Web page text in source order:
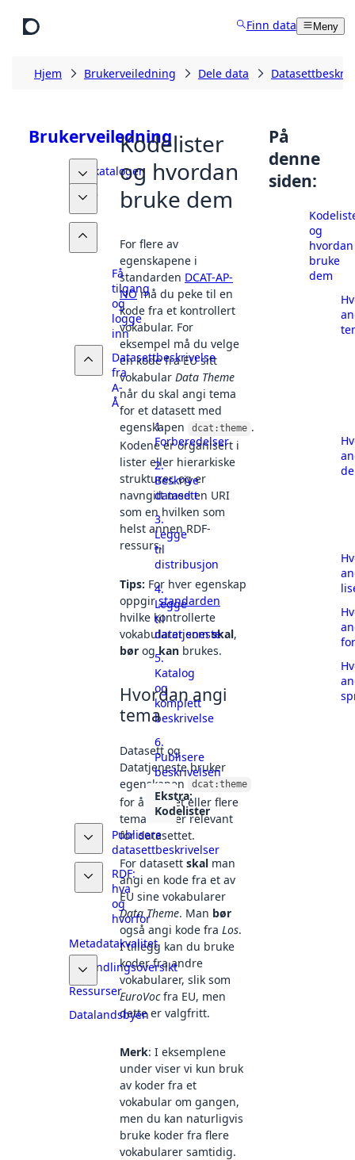
Finn data Meny
Hjem Brukerveiledning Dele data
Brukerveiledning
Datakataloger
Finne
data
Dele
data
Få
tilgang
og
logge
inn
Datasettbeskrivelse
fra
A-
Å
1.
Forberedelser
2.
Beskrive
datasett
3.
Legge
til
distribusjon
4.
Legge
til
datatjeneste
5.
Katalog
og
komplett
beskrivelse
6.
Publisere
beskrivelsen
Ekstra:
Kodelister
Publisere
datasettbeskrivelser
RDF:
hva
og
hvorfor
Metadatakvalitet
Behandlingsoversikt
Ressurser
Datalandsbyen
Kodelister
og hvordan
bruke dem
For flere av
egenskapene i
standarden DCAT-AP-
NOmå du peke til en
kode fra et kontrollert
vokabular. For
eksempel må du velge
en kode fra EU sitt
vokabular Data Theme
når du skal angi tema
for et datasett med
egenskapen
dcat:theme .
Kodene er organisert i
lister eller hierarkiske
strukturer, og er
navngitt med en URI
som en hvilken som
helst annen RDF-
ressurs.
Tips: For hver egenskap
oppgirstandarden
hvilke kontrollerte
vokabularer somskal,
bør ogkan brukes.
Hvordan angi
tema
Datasett og
Datatjeneste bruker
egenskapen
dcat:theme
for å angi et eller flere
tema som er relevant
for datasettet.
For datasett skal man
angi en kode fra et av
EU sine vokabularer
Data Theme. Man bør
også angi kode fra Los.
I tillegg kan du bruke
koder fra andre
vokabularer, slik som
EuroVocfra EU, men
dette er valgfritt.
Merk: I eksemplene
under viser vi kun bruk
av koder fra et
vokabular om gangen,
men du kan naturligvis
bruke koder fra flere
vokabularer samtidig.
På
denne
siden:
og
hvordan
bruke
dem